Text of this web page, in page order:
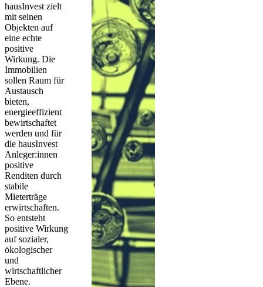
hausInvest zielt
mit seinen
Objekten auf
eine echte
positive
Wirkung. Die
Immobilien
sollen Raum für
Austausch
bieten,
energieeffizient
bewirtschaftet
werden und für
die hausInvest
Anleger:innen
positive
Renditen durch
stabile
Mieterträge
erwirtschaften.
So entsteht
positive Wirkung
auf sozialer,
ökologischer
und
wirtschaftlicher
Ebene.